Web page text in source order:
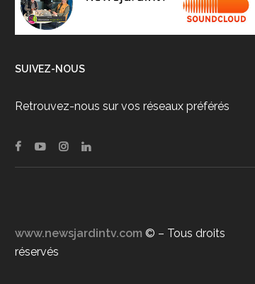
SUIVEZ-NOUS
Retrouvez-nous sur vos réseaux préférés
www.newsjardintv.com © – Tous droits
réservés